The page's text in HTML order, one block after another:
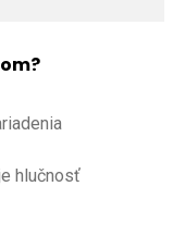
hlučnosť